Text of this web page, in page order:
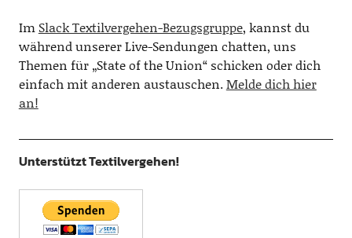
Im Slack Textilvergehen-Bezugsgruppe, kannst du
während unserer Live-Sendungen chatten, uns
Themen für „State of the Union“ schicken oder dich
einfach mit anderen austauschen.Melde dich hier
an!
Unterstützt Textilvergehen!